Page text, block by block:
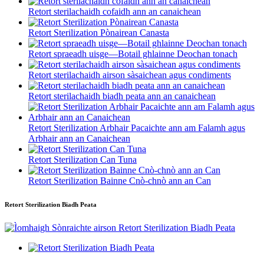
Retort sterilachaidh cofaidh ann an canaichean
Retort Sterilization Pònairean Canasta
Retort spraeadh uisge—Botail ghlainne Deochan tonach
Retort sterilachaidh airson sàsaichean agus condiments
Retort sterilachaidh biadh peata ann an canaichean
Retort Sterilization Arbhair Pacaichte ann am Falamh agus
Arbhair ann an Canaichean
Retort Sterilization Can Tuna
Retort Sterilization Bainne Cnò-chnò ann an Can
Retort Sterilization Biadh Peata